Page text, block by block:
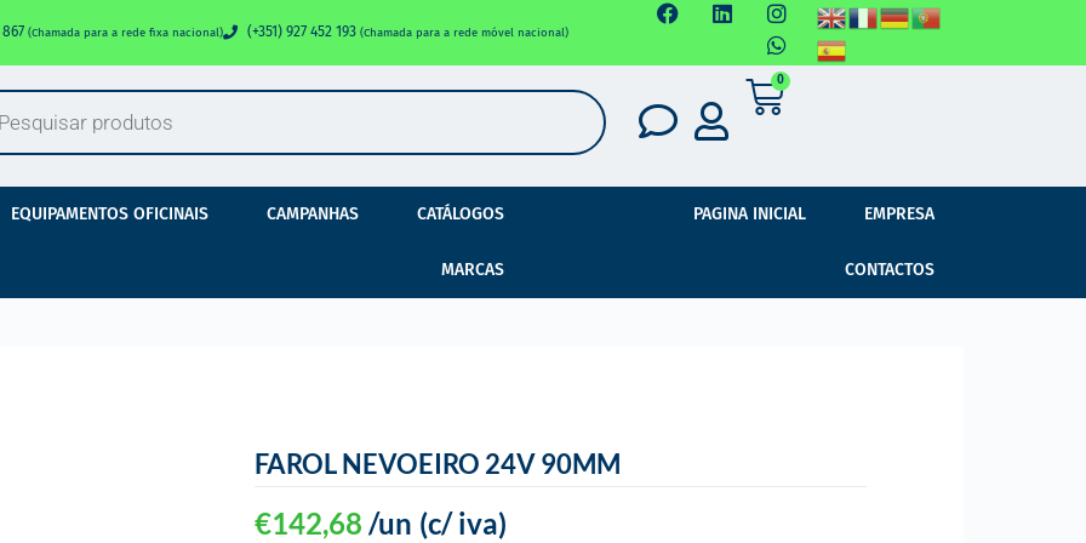
867 (Chamada para a rede fixa nacional) (+351) 927 452 193 (Chamada para a rede móvel nacional)
0
EQUIPAMENTOS OFICINAIS CAMPANHAS CATÁLOGOS
MARCAS
PAGINA INICIAL EMPRESA
CONTACTOS
FAROL NEVOEIRO 24V 90MM
€142,68 (c/ iva)
/un